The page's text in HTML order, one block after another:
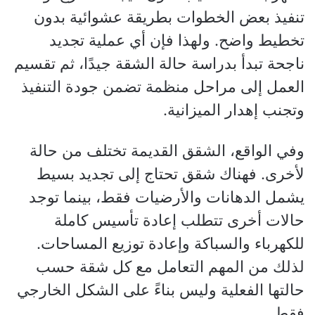
تنفيذ بعض الخطوات بطريقة عشوائية بدون
تخطيط واضح. ولهذا فإن أي عملية تجديد
ناجحة تبدأ بدراسة حالة الشقة جيدًا، ثم تقسيم
العمل إلى مراحل منظمة تضمن جودة التنفيذ
وتجنب إهدار الميزانية.
وفي الواقع، الشقق القديمة تختلف من حالة
لأخرى. فهناك شقق تحتاج إلى تجديد بسيط
يشمل الدهانات والأرضيات فقط، بينما توجد
حالات أخرى تتطلب إعادة تأسيس كاملة
للكهرباء والسباكة وإعادة توزيع المساحات.
لذلك من المهم التعامل مع كل شقة حسب
حالتها الفعلية وليس بناءً على الشكل الخارجي